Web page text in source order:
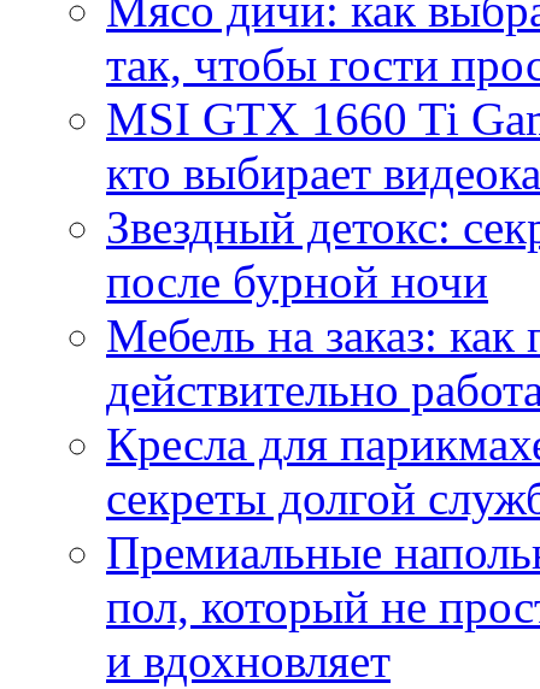
Мясо дичи: как
так, чтобы гости
MSI GTX 1660 Ti
кто выбирает
Звездный детокс:
после бурной ночи
Мебель на заказ:
действительно
Кресла для
секреты долгой
Премиальные
пол, который не
и вдохновляет